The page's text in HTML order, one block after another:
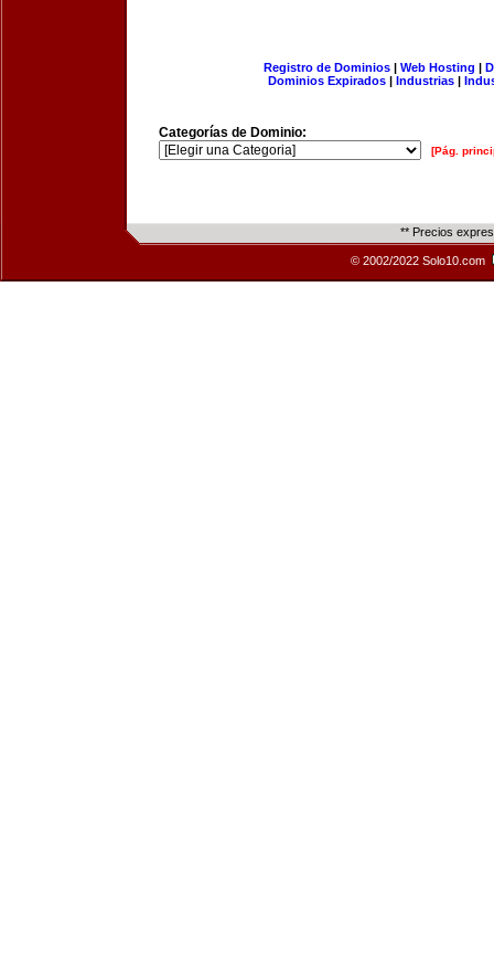
Registro de Dominios| Web Hosting |
Dominios Expirados | Industrias |
Categorías de Dominio:
[Pág.
** Precios
© 2002/2022 Solo10.com